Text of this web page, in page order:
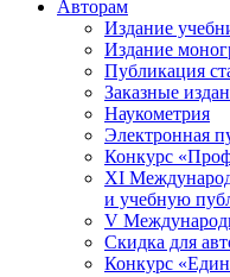
Авторам
Издание
Издание
Публикация
Заказные
Наукометрия
Электронная
Конкурс
XI
и учебную
V
Скидка для
Конкурс